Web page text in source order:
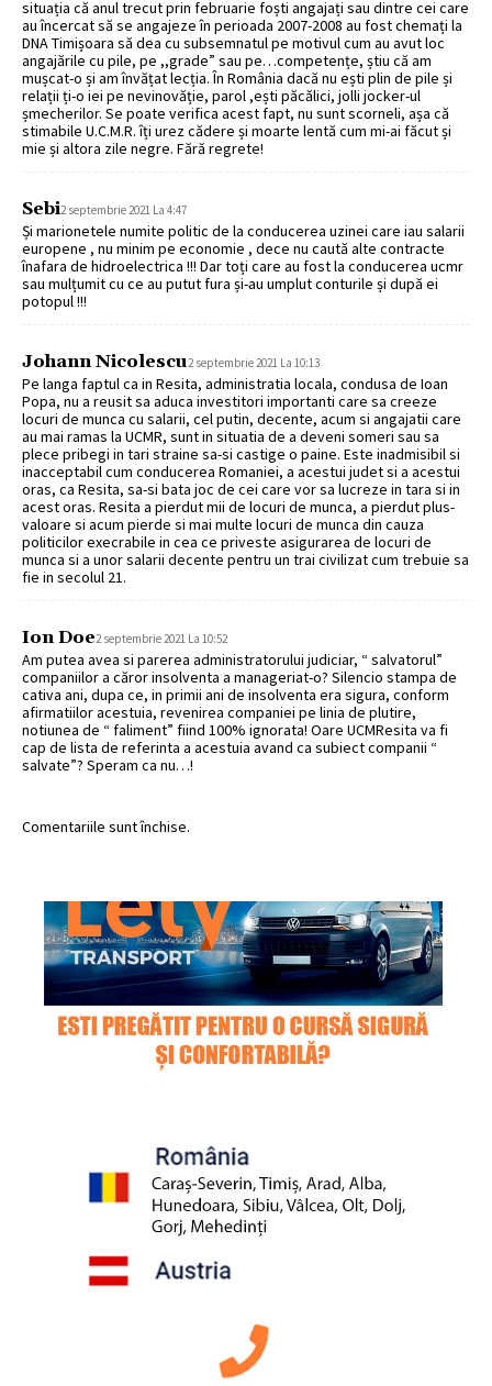
situația că anul trecut prin februarie foști angajați sau dintre cei care
au încercat să se angajeze în perioada 2007-2008 au fost chemați la
DNA Timișoara să dea cu subsemnatul pe motivul cum au avut loc
angajările cu pile, pe ,,grade” sau pe…competențe, știu că am
mușcat-o și am învățat lecția. În România dacă nu ești plin de pile și
relații ți-o iei pe nevinovăție, parol ,ești păcălici, jolli jocker-ul
șmecherilor. Se poate verifica acest fapt, nu sunt scorneli, așa că
stimabile U.C.M.R. îți urez cădere și moarte lentă cum mi-ai făcut și
mie și altora zile negre. Fără regrete!
Sebi2 septembrie 2021 La 4:47
Și marionetele numite politic de la conducerea uzinei care iau salarii
europene , nu minim pe economie , dece nu caută alte contracte
înafara de hidroelectrica !!! Dar toți care au fost la conducerea ucmr
sau mulțumit cu ce au putut fura și-au umplut conturile și după ei
potopul !!!
Johann Nicolescu2 septembrie 2021 La 10:13
Pe langa faptul ca in Resita, administratia locala, condusa de Ioan
Popa, nu a reusit sa aduca investitori importanti care sa creeze
locuri de munca cu salarii, cel putin, decente, acum si angajatii care
au mai ramas la UCMR, sunt in situatia de a deveni someri sau sa
plece pribegi in tari straine sa-si castige o paine. Este inadmisibil si
inacceptabil cum conducerea Romaniei, a acestui judet si a acestui
oras, ca Resita, sa-si bata joc de cei care vor sa lucreze in tara si in
acest oras. Resita a pierdut mii de locuri de munca, a pierdut plus-
valoare si acum pierde si mai multe locuri de munca din cauza
politicilor execrabile in cea ce priveste asigurarea de locuri de
munca si a unor salarii decente pentru un trai civilizat cum trebuie sa
fie in secolul 21.
Ion Doe2 septembrie 2021 La 10:52
Am putea avea si parerea administratorului judiciar, “ salvatorul”
companiilor a căror insolventa a manageriat-o? Silencio stampa de
cativa ani, dupa ce, in primii ani de insolventa era sigura, conform
afirmatiilor acestuia, revenirea companiei pe linia de plutire,
notiunea de “ faliment” fiind 100% ignorata! Oare UCMResita va fi
cap de lista de referinta a acestuia avand ca subiect companii “
salvate”? Speram ca nu…!
Comentariile sunt închise.